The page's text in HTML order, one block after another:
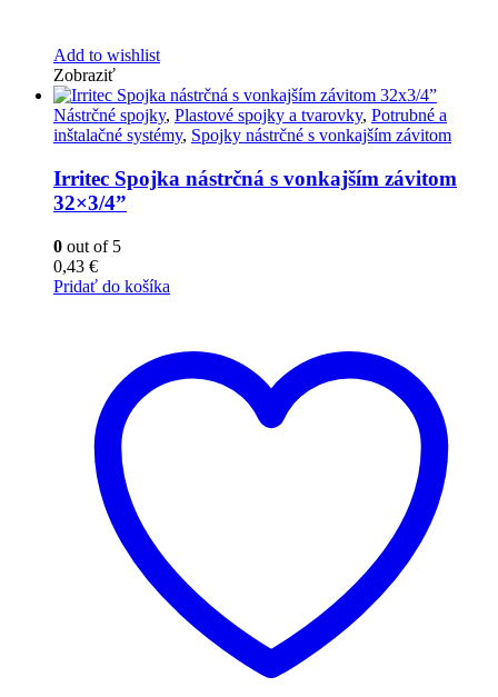
Add to wishlist
Zobraziť
Nástrčné spojky, Plastové spojky a tvarovky, Potrubné a
inštalačné systémy, Spojky nástrčné s vonkajším závitom
Irritec Spojka nástrčná s vonkajším závitom
32×3/4”
0 out of 5
0,43 €
Pridať do košíka